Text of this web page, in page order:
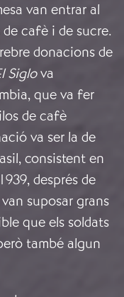
van entrar al
cafè i de sucre.
donacions de
Siglova
que va fer
de cafè
va ser la de
consistent en
després de
suposar grans
que els soldats
també algun